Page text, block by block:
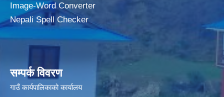
Image-Word Converter
Nepali Spell Checker
सम्पर्क विवरण
गाउँ कार्यपालिकाको कार्यालय